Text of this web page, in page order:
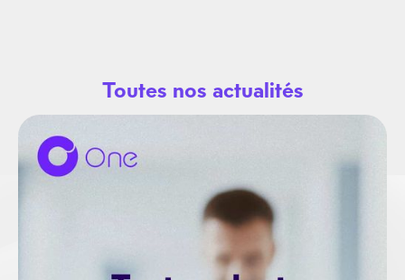
Toutes nos actualités